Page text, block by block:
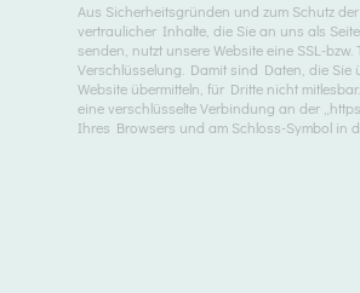
Aus Sicherheitsgründen und zum Schutz
vertraulicher Inhalte, die Sie an uns als
senden, nutzt unsere Website eine SSL-bzw.
Verschlüsselung. Damit sind Daten, die Sie
Website übermitteln, für Dritte nicht
eine verschlüsselte Verbindung an der
Ihres Browsers und am Schloss-Symbol in